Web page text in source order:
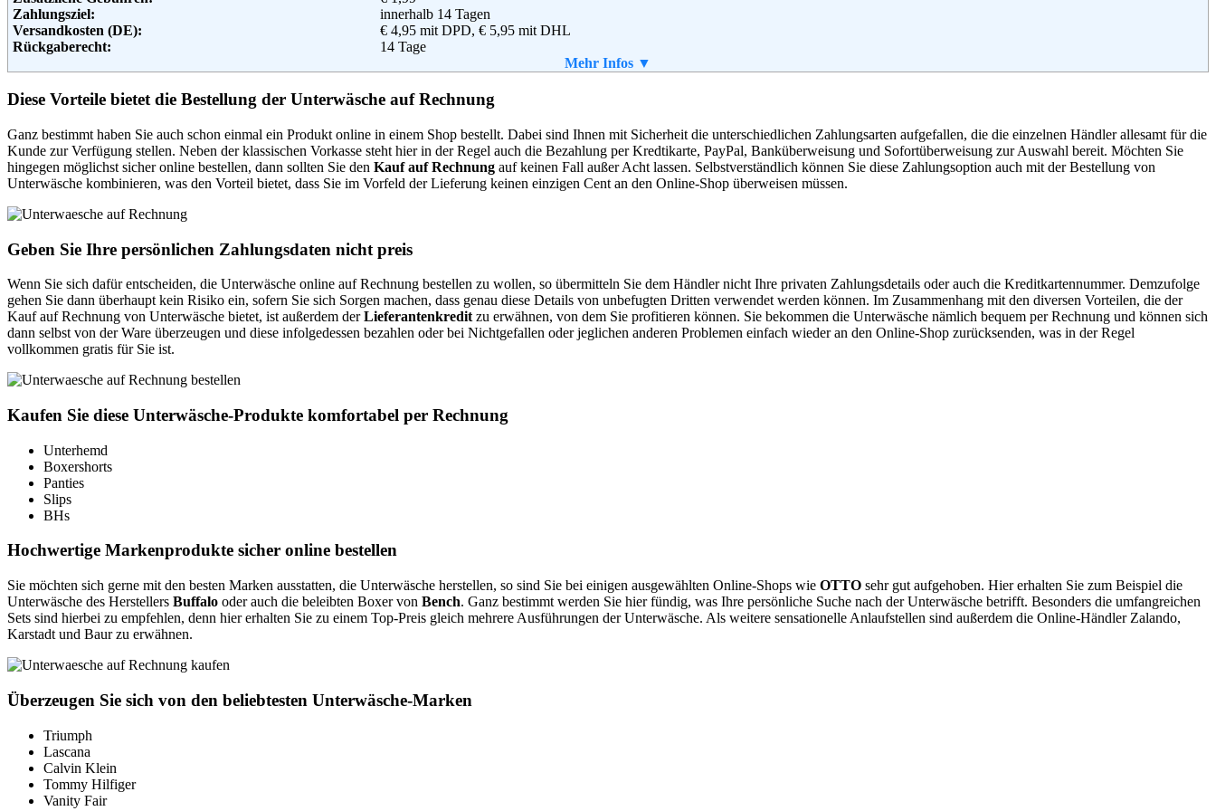
10437 Berlin
Telefon:
+49 (0) 800 240 10 20
Fax:
+49 (0) 30 2759 46 93
Weiterführende Informationen:
Blog,AGB
Zahlungsziel:
innerhalb 14 Tagen
Versandkosten (DE):
€ 4,95 mit DPD, € 5,95 mit DHL
Rückgaberecht:
14 Tage
Lieferung in:
Adresse:
Fuchs & Weber Handels GmbH
Dachsweg 15
53842 Troisdorf
Fax:
Mehr Infos ▼
Diese Vorteile bietet die Bestellung der Unterwäsche auf Rechnung
Ganz bestimmt haben Sie auch schon einmal ein Produkt online in einem Shop bestellt. Dabei sind Ihnen mit Sicherheit die unterschiedlichen Zahlungsarten aufgefallen, die die einzelnen Händler allesamt für die
Kunde zur Verfügung stellen. Neben der klassischen Vorkasse steht hier in der Regel auch die Bezahlung per Kredtikarte, PayPal, Banküberweisung und Sofortüberweisung zur Auswahl bereit. Möchten Sie
hingegen möglichst sicher online bestellen, dann sollten Sie den Kauf auf Rechnung auf keinen Fall außer Acht lassen. Selbstverständlich können Sie diese Zahlungsoption auch mit der Bestellung von
Unterwäsche kombinieren, was den Vorteil bietet, dass Sie im Vorfeld der Lieferung keinen einzigen Cent an den Online-Shop überweisen müssen.
Geben Sie Ihre persönlichen Zahlungsdaten nicht preis
Wenn Sie sich dafür entscheiden, die Unterwäsche online auf Rechnung bestellen zu wollen, so übermitteln Sie dem Händler nicht Ihre privaten Zahlungsdetails oder auch die Kreditkartennummer. Demzufolge
gehen Sie dann überhaupt kein Risiko ein, sofern Sie sich Sorgen machen, dass genau diese Details von unbefugten Dritten verwendet werden können. Im Zusammenhang mit den diversen Vorteilen, die der
Kauf auf Rechnung von Unterwäsche bietet, ist außerdem derLieferantenkredit zu erwähnen, von dem Sie profitieren können. Sie bekommen die Unterwäsche nämlich bequem per Rechnung und können sich
dann selbst von der Ware überzeugen und diese infolgedessen bezahlen oder bei Nichtgefallen oder jeglichen anderen Problemen einfach wieder an den Online-Shop zurücksenden, was in der Regel
vollkommen gratis für Sie ist.
Kaufen Sie diese Unterwäsche-Produkte komfortabel per Rechnung
Unterhemd
Boxershorts
Panties
Slips
BHs
Hochwertige Markenprodukte sicher online bestellen
Sie möchten sich gerne mit den besten Marken ausstatten, die Unterwäsche herstellen, so sind Sie bei einigen ausgewählten Online-Shops wie OTTO sehr gut aufgehoben. Hier erhalten Sie zum Beispiel die
Unterwäsche des Herstellers Buffalo oder auch die beleibten Boxer von Bench. Ganz bestimmt werden Sie hier fündig, was Ihre persönliche Suche nach der Unterwäsche betrifft. Besonders die umfangreichen
Sets sind hierbei zu empfehlen, denn hier erhalten Sie zu einem Top-Preis gleich mehrere Ausführungen der Unterwäsche. Als weitere sensationelle Anlaufstellen sind außerdem die Online-Händler Zalando,
Karstadt und Baur zu erwähnen.
Überzeugen Sie sich von den beliebtesten Unterwäsche-Marken
Triumph
Lascana
Calvin Klein
Tommy Hilfiger
Vanity Fair